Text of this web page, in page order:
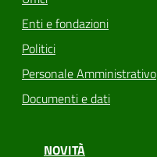
Enti e fondazioni
Politici
Personale Amministrativo
Documenti e dati
NOVITÀ